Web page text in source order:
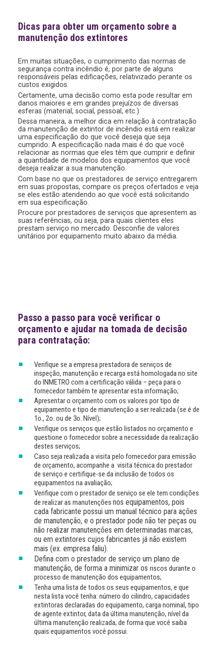
Dicas para obter um orçamento sobre a
manutenção dos extintores
Em muitas situações, o cumprimento das normas de
segurança contra incêndio é, por parte de alguns
responsáveis pelas edificações, relativizado perante os
custos exigidos.
Certamente, uma decisão como esta pode resultar em
danos maiores e em grandes prejuízos de diversas
esferas (material, social, pessoal, etc.)
Dessa maneira, a melhor dica em relação à contratação
da manutenção de extintor de incêndio está em realizar
uma especificação do que você deseja que seja
cumprido. A especificação nada mais é do que você
relacionar as normas que eles têm que cumprir e definir
a quantidade de modelos dos equipamentos que você
deseja realizar a sua manutenção.
Com base no que os prestadores de serviço entregarem
em suas propostas, compare os preços ofertados e veja
se eles estão atendendo ao que você está solicitando
em sua especificação.
Procure por prestadores de serviços que apresentem as
suas referências, ou seja, para quais clientes eles
prestam serviço no mercado. Desconfie de valores
unitários por equipamento muito abaixo da média.
Passo a passo para você verificar o
orçamento e ajudar na tomada de decisão
para contratação:
Verifique se a empresa prestadora de serviços de
inspeção, manutenção e recarga estáhomologada no site
do INMETRO com a certificação válida – peça para o
fornecedor também te apresentar esta informação;
Apresentar o orçamento com os valores por tipo de
equipamento e tipo de manutenção a ser realizada (se é de
1o., 2o. ou de 3o. Nível);
Verifique os serviços que estão listados no orçamento e
questione o fornecedor sobre a necessidade da realização
destes serviços;
Caso seja realizada a visita pelo fornecedor para emissão
de orçamento, acompanhe a visita técnica do prestador
de serviço e certifique-se da inclusão de todos os
equipamentos na avaliação;
Verifique com o prestador de serviço se ele tem condições
de realizar as manutençõesnos equipamentos, pois
cada fabricante possui um manual técnico para ações
de manutenção, e o prestador pode não ter peças ou
não realizar manutenções em determinadas marcas,
ou em extintores cujos fabricantes já não existem
mais (ex. empresa faliu).
Defina com o prestador de serviço um plano de
manutenção, de forma a minimizar osriscos durante o
processo de manutenção dos equipamentos;
Tenha uma lista de todos os seus equipamentos, e que
nesta lista você tenha: número do cilindro, capacidades
extintoras declaradas do equipamento, carga nominal, tipo
de agente extintor, data da última manutenção, nível da
última manutenção realizada; de forma que você saiba
quais equipamentos você possui.